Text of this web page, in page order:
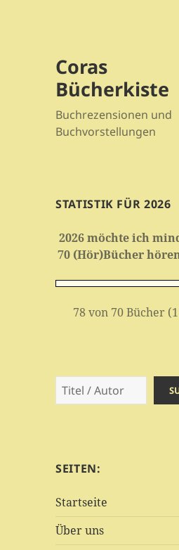
Coras
Bücherkiste
Buchrezensionen und
Buchvorstellungen
STATISTIK FÜR 2026
2026 möchte ich
70 (Hör)Bücher
78 von 70 Bücher
Suchen
SEITEN:
Startseite
Über uns